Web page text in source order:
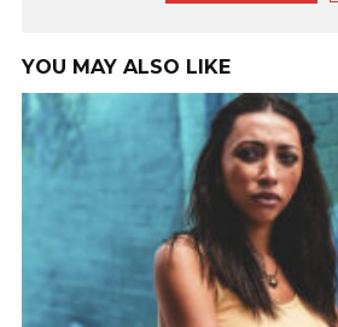
YOU MAY ALSO LIKE